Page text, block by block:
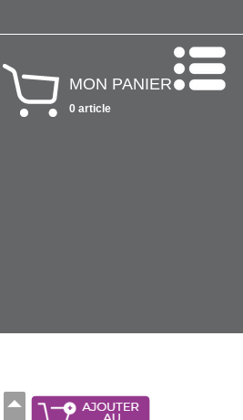
MON PANIER
0 article